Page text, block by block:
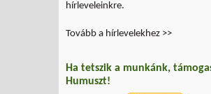
hírleveleinkre.
Tovább a hírlevelekhez >>
Ha tetszik a munkánk,
Humuszt!